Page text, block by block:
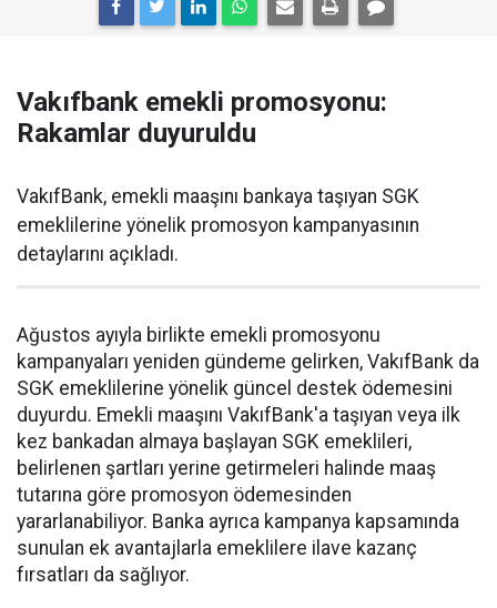
Vakıfbank emekli promosyonu:
Rakamlar duyuruldu
VakıfBank, emekli maaşını bankaya taşıyan SGK
emeklilerine yönelik promosyon kampanyasının
detaylarını açıkladı.
Ağustos ayıyla birlikte emekli promosyonu
kampanyaları yeniden gündeme gelirken, VakıfBank da
SGK emeklilerine yönelik güncel destek ödemesini
duyurdu. Emekli maaşını VakıfBank'a taşıyan veya ilk
kez bankadan almaya başlayan SGK emeklileri,
belirlenen şartları yerine getirmeleri halinde maaş
tutarına göre promosyon ödemesinden
yararlanabiliyor. Banka ayrıca kampanya kapsamında
sunulan ek avantajlarla emeklilere ilave kazanç
fırsatları da sağlıyor.